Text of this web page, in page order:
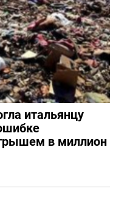
итальянцу
в миллион